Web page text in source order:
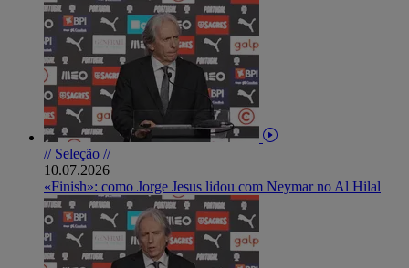
// Seleção //
10.07.2026
«Finish»: como Jorge Jesus lidou com Neymar no Al Hilal